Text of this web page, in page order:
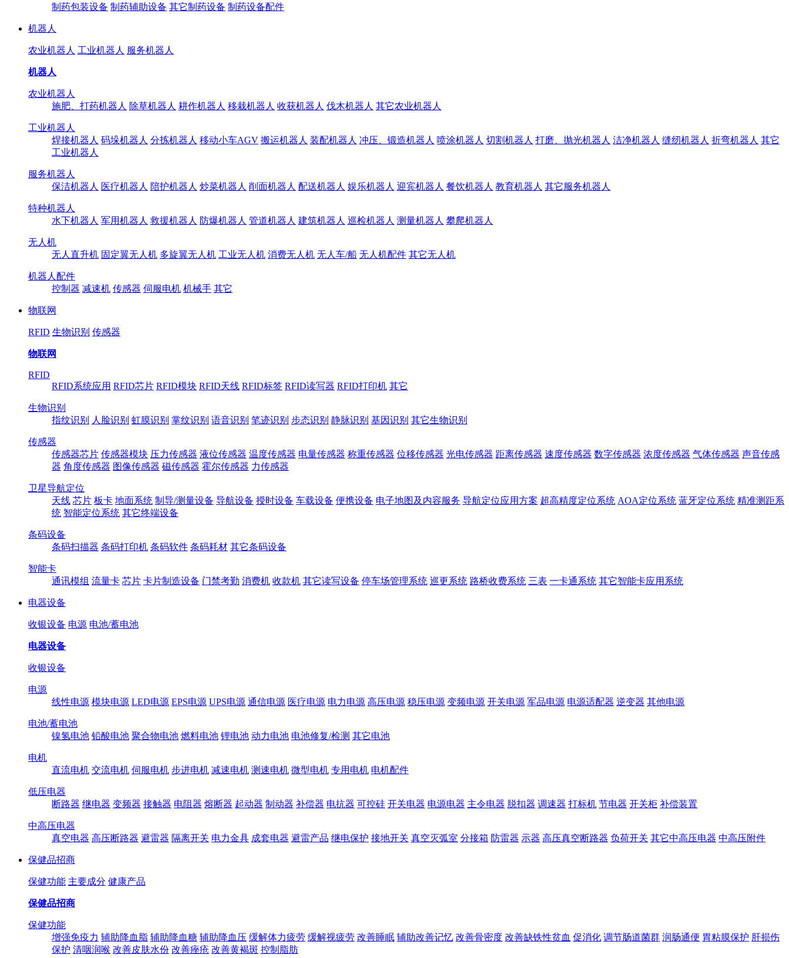
制药包装设备 制药辅助设备 其它制药设备 制药设备配件
机器人
农业机器人 工业机器人 服务机器人
机器人
农业机器人
施肥、打药机器人 除草机器人 耕作机器人 移栽机器人 收获机器人 伐木机器人 其它农业机器人
工业机器人
焊接机器人 码垛机器人 分拣机器人 移动小车AGV 搬运机器人 装配机器人 冲压、锻造机器人 喷涂机器人 切割机器人 打磨、抛光机器人 洁净机器人 缝纫机器人 折弯机器人 其它
工业机器人
服务机器人
保洁机器人 医疗机器人 陪护机器人 炒菜机器人 削面机器人 配送机器人 娱乐机器人 迎宾机器人 餐饮机器人 教育机器人 其它服务机器人
特种机器人
水下机器人 军用机器人 救援机器人 防爆机器人 管道机器人 建筑机器人 巡检机器人 测量机器人 攀爬机器人
无人机
无人直升机 固定翼无人机 多旋翼无人机 工业无人机 消费无人机 无人车/船 无人机配件 其它无人机
机器人配件
控制器 减速机 传感器 伺服电机 机械手 其它
物联网
RFID 生物识别 传感器
物联网
RFID
RFID系统应用 RFID芯片 RFID模块 RFID天线 RFID标签 RFID读写器 RFID打印机 其它
生物识别
指纹识别
人脸识别 虹膜识别 掌纹识别 语音识别 笔迹识别 步态识别 静脉识别 基因识别 其它生物识别
传感器
传感器芯片 传感器模块 压力传感器 液位传感器 温度传感器 电量传感器 称重传感器 位移传感器 光电传感器 距离传感器 速度传感器 数字传感器 浓度传感器 气体传感器 声音传感
器 角度传感器 图像传感器 磁传感器 霍尔传感器 力传感器
卫星导航定位
天线 芯片 板卡 地面系统 制导/测量设备 导航设备 授时设备 车载设备 便携设备 电子地图及内容服务 导航定位应用方案 超高精度定位系统 AOA定位系统 蓝牙定位系统 精准测距系
统 智能定位系统 其它终端设备
条码设备
条码扫描器 条码打印机 条码软件 条码耗材 其它条码设备
智能卡
通讯模组 流量卡 芯片 卡片制造设备 门禁考勤 消费机 收款机 其它读写设备 停车场管理系统 巡更系统 路桥收费系统 三表 一卡通系统 其它智能卡应用系统
电器设备
收银设备 电源 电池/蓄电池
电器设备
收银设备
电源
线性电源 模块电源 LED电源 EPS电源 UPS电源 通信电源 医疗电源 电力电源 高压电源 稳压电源 变频电源 开关电源 军品电源 电源适配器 逆变器 其他电源
电池/蓄电池
镍氢电池 铅酸电池 聚合物电池 燃料电池 锂电池 动力电池 电池修复/检测 其它电池
电机
直流电机 交流电机 伺服电机 步进电机 减速电机 测速电机 微型电机 专用电机 电机配件
低压电器
断路器 继电器 变频器 接触器 电阻器 熔断器 起动器 制动器 补偿器 电抗器 可控硅 开关电器 电源电器 主令电器 脱扣器 调速器 打标机 节电器 开关柜 补偿装置
中高压电器
真空电器 高压断路器 避雷器 隔离开关 电力金具 成套电器 避雷产品 继电保护 接地开关 真空灭弧室 分接箱 防雷器 示器 高压真空断路器 负荷开关 其它中高压电器 中高压附件
保健品招商
保健功能 主要成分 健康产品
保健品招商
保健功能
增强免疫力 辅助降血脂 辅助降血糖 辅助降血压 缓解体力疲劳 缓解视疲劳 改善睡眠 辅助改善记忆 改善骨密度 改善缺铁性贫血 促消化 调节肠道菌群 润肠通便 胃粘膜保护 肝损伤
保护 清咽润喉 改善皮肤水份 改善痤疮 改善黄褐斑 控制脂肪